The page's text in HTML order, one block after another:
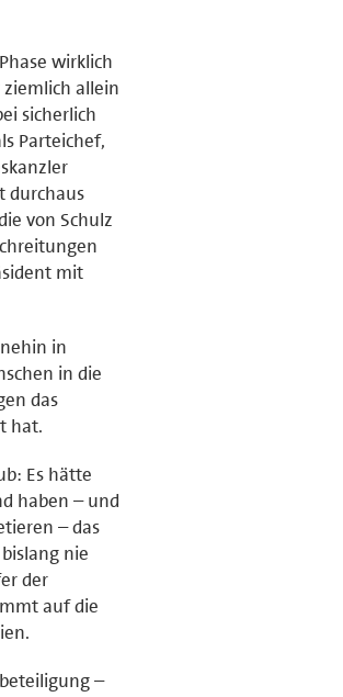
wirklich
allein
sicherlich
Parteichef,
durchaus
von Schulz
mit
in
in die
das
hat.
Es hätte
haben – und
– das
nie
der
auf die
–